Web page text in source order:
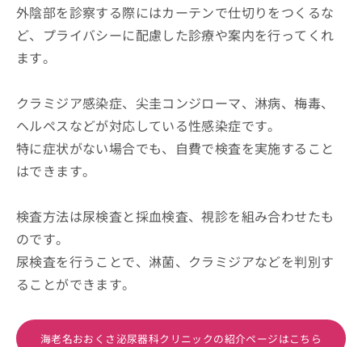
外陰部を診察する際にはカーテンで仕切りをつくるな
ど、プライバシーに配慮した診療や案内を行ってくれ
ます。
クラミジア感染症、尖圭コンジローマ、淋病、梅毒、
ヘルペスなどが対応している性感染症です。
特に症状がない場合でも、自費で検査を実施すること
はできます。
検査方法は尿検査と採血検査、視診を組み合わせたも
のです。
尿検査を行うことで、淋菌、クラミジアなどを判別す
ることができます。
海老名おおくさ泌尿器科クリニックの紹介ページはこちら